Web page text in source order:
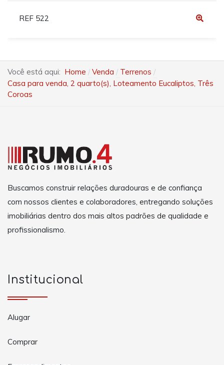
REF 522
Você está aqui: Home Venda
Terrenos
Casa para venda, 2 quarto(s), Loteamento Eucaliptos, Três
Coroas
Buscamos construir relações duradouras e de confiança
com nossos clientes e colaboradores, entregando soluções
imobiliárias dentro dos mais altos padrões de qualidade e
profissionalismo.
Institucional
Alugar
Comprar